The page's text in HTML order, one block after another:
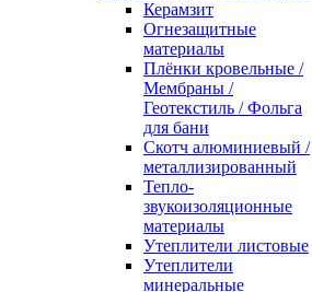
Керамзит
Огнезащитные
материалы
Плёнки кровельные /
Мембраны /
Геотекстиль / Фольга
для бани
Скотч алюминиевый /
металлизированный
Тепло-
звукоизоляционные
материалы
Утеплители листовые
Утеплители
минеральные